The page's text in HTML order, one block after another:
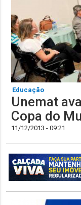
Educação
Unemat
Copa do
11/12/2013 - 09:21